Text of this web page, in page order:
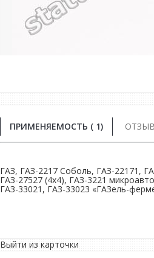
ПРИМЕНЯЕМОСТЬ ( 1)
ГАЗ, ГАЗ-2217 Соболь, ГАЗ-22171,
ГАЗ-27527 (4х4), ГАЗ-3221
ГАЗ-33021, ГАЗ-33023 «ГАЗель-
Выйти из карточки